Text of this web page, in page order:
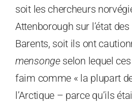
soit les chercheurs
Attenborough sur l’état
Barents, soit ils ont
mensongeselon lequel
faim comme « la plupart
l’Arctique – parce qu’ils